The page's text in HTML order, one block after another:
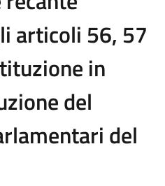
articoli 56, 57
in
del
del